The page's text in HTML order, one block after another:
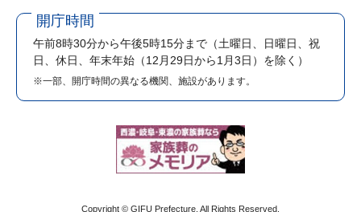
開庁時間
午前8時30分から午後5時15分まで （土曜日、日曜日、祝
日、休日、年末年始（12月29日から1月3日）を除く）
※一部、開庁時間の異なる機関、施設があります。
Copyright © GIFU Prefecture. All Rights Reserved.